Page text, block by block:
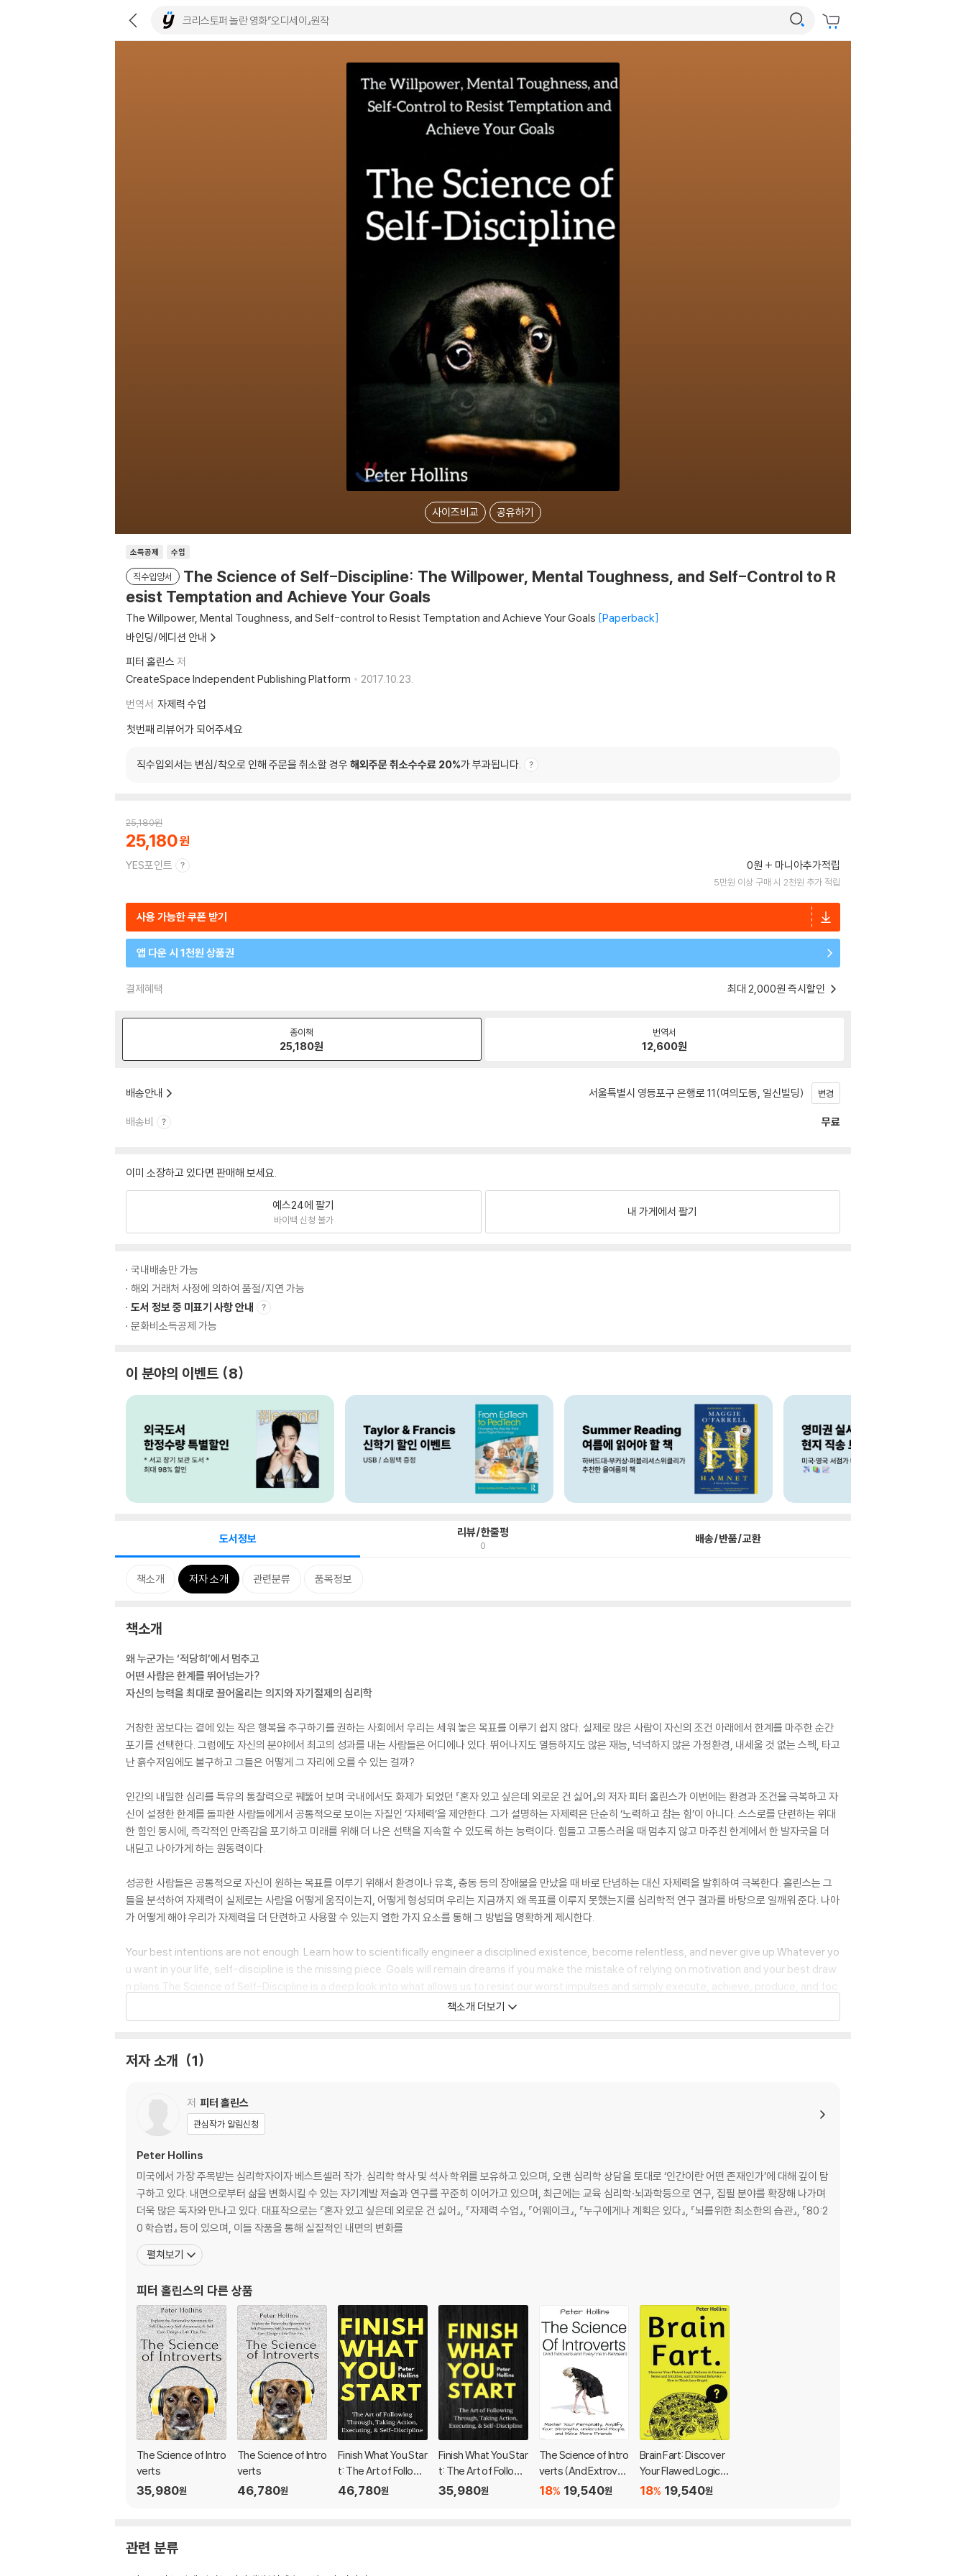
사이즈비교 공유하기
소득공제 수입
직수입양서
The Science of Self-Discipline: The Willpower, Mental Toughness, and Self-Control to R
esist Temptation and Achieve Your Goals
The Willpower, Mental Toughness, and Self-control to Resist Temptation and Achieve Your Goals Paperback
바인딩/에디션 안내
피터 홀린스 저
CreateSpace Independent Publishing Platform
2017.10.23.
번역서 자제력 수업
첫번째 리뷰어가 되어주세요
직수입외서는 변심/착오로 인해 주문을 취소할 경우 해외주문 취소수수료 20%가 부과됩니다.
25,180원
25,180
YES포인트 0원 마니아추가적립
5만원 이상 구매 시 2천원 추가 적립
사용 가능한 쿠폰 받기
앱 다운 시 1천원 상품권
결제혜택 최대 2,000원 즉시할인
종이책
25,180원
번역서
12,600원
배송안내 서울특별시 영등포구 은행로 11(여의도동, 일신빌딩) 변경
배송비 무료
이미 소장하고 있다면 판매해 보세요.
예스24에 팔기
바이백 신청 불가
내 가게에서 팔기
국내배송만 가능
해외 거래처 사정에 의하여 품절/지연 가능
도서 정보 중 미표기 사항 안내
문화비소득공제 가능
이 분야의 이벤트 8
도서정보 리뷰/한줄평
0 배송/반품/교환
책소개 저자 소개 관련분류 품목정보
책소개
왜 누군가는 ‘적당히’에서 멈추고
어떤 사람은 한계를 뛰어넘는가?
자신의 능력을 최대로 끌어올리는 의지와 자기절제의 심리학
거창한 꿈보다는 곁에 있는 작은 행복을 추구하기를 권하는 사회에서 우리는 세워 놓은 목표를 이루기 쉽지 않다. 실제로 많은 사람이 자신의 조건 아래에서 한계를 마주한 순간
포기를 선택한다. 그럼에도 자신의 분야에서 최고의 성과를 내는 사람들은 어디에나 있다. 뛰어나지도 열등하지도 않은 재능, 넉넉하지 않은 가정환경, 내세울 것 없는 스펙, 타고
난 흙수저임에도 불구하고 그들은 어떻게 그 자리에 오를 수 있는 걸까?
인간의 내밀한 심리를 특유의 통찰력으로 꿰뚫어 보며 국내에서도 화제가 되었던 『혼자 있고 싶은데 외로운 건 싫어』의 저자 피터 홀린스가 이번에는 환경과 조건을 극복하고 자
신이 설정한 한계를 돌파한 사람들에게서 공통적으로 보이는 자질인 ‘자제력’을 제안한다. 그가 설명하는 자제력은 단순히 ‘노력하고 참는 힘’이 아니다. 스스로를 단련하는 위대
한 힘인 동시에, 즉각적인 만족감을 포기하고 미래를 위해 더 나은 선택을 지속할 수 있도록 하는 능력이다. 힘들고 고통스러울 때 멈추지 않고 마주친 한계에서 한 발자국을 더
내딛고 나아가게 하는 원동력이다.
성공한 사람들은 공통적으로 자신이 원하는 목표를 이루기 위해서 환경이나 유혹, 충동 등의 장애물을 만났을 때 바로 단념하는 대신 자제력을 발휘하여 극복한다. 홀린스는 그
들을 분석하여 자제력이 실제로는 사람을 어떻게 움직이는지, 어떻게 형성되며 우리는 지금까지 왜 목표를 이루지 못했는지를 심리학적 연구 결과를 바탕으로 일깨워 준다. 나아
가 어떻게 해야 우리가 자제력을 더 단련하고 사용할 수 있는지 열한 가지 요소를 통해 그 방법을 명확하게 제시한다.
Your best intentions are not enough. Learn how to scientifically engineer a disciplined existence, become relentless, and never give up.Whatever yo
u want in your life, self-discipline is the missing piece. Goals will remain dreams if you make the mistake of relying on motivation and your best draw
n plans.The Science of Self-Discipline is a deep look into what allows us to resist our worst impulses and simply execute, achieve, produce, and foc
us. Every principle is scientifically-driven and dissected to as be actionable and helpful as possible. You’ll learn how top performers consistently exe
rcise self-discipline, as well as what drives us on an instinctual, psychological level to act.This isn’t just a book; it’s a roadmap to the human psyche a
f-discipline, you’ll be able to rise above your temporary discomfort and focus on what really matters. Discover every factor that impacts self-discip
ss. His writing draws on his academic, coaching, and research experience.Beat instant gratification and create limitless motivation.?The biological b
asis of self-discipline - and why it’s beneficial to you.?Discipline tactics for high performers such as Navy SEALs.?Diagnosing what motivates you, w
increase your focus, strengthen your resolve, and stop giving up from boredom or frustration.?Why choosing two marshmallows over one matter
s.?Four questions for any potential lapse in willpower.?The interplay between habits, motivation, and self-discipline.Self-discipline and willpower wi
ll fundamentally change your life.A goal without the self-discipline necessary to enact it will remain just a dream or fantasy. Does this describe you
more often than not? It doesn’t matter what you want to do - you might want to become a CEO or just clean more consistently - self-discipline is o
ne of the most important life skills because it is the skill of doing and executing.
책소개 더보기
저자 소개 1
저 피터 홀린스
관심작가 알림신청
Peter Hollins
미국에서 가장 주목받는 심리학자이자 베스트셀러 작가. 심리학 학사 및 석사 학위를 보유하고 있으며, 오랜 심리학 상담을 토대로 ‘인간이란 어떤 존재인가’에 대해 깊이 탐
구하고 있다. 내면으로부터 삶을 변화시킬 수 있는 자기계발 저술과 연구를 꾸준히 이어가고 있으며, 최근에는 교육 심리학·뇌과학등으로 연구, 집필 분야를 확장해 나가며
더욱 많은 독자와 만나고 있다. 대표작으로는 『혼자 있고 싶은데 외로운 건 싫어』, 『자제력 수업』, 『어웨이크』, 『누구에게나 계획은 있다』, 『뇌를위한 최소한의 습관』, 『80:2
0 학습법』 등이 있으며, 이들 작품을 통해 실질적인 내면의 변화를
펼쳐보기
피터 홀린스의 다른 상품
The Science of Intro
verts
35,980원
The Science of Intro
verts
46,780원
Finish What You Star
t: The Art of Followi
ng Through, Taking
46,780원
Finish What You Star
t: The Art of Followi
ng Through, Taking
35,980원
The Science of Intro
verts (And Extrover
ts and Everyone In-
19,540원
18%
Brain Fart: Discover
Your Flawed Logic, F
ailures in Common S
19,540원
18%
관련 분류